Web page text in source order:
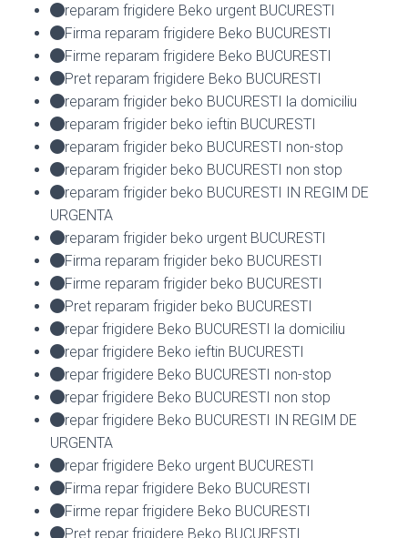
reparam frigidere Beko urgent BUCURESTI
Firma reparam frigidere Beko BUCURESTI
Firme reparam frigidere Beko BUCURESTI
Pret reparam frigidere Beko BUCURESTI
reparam frigider beko BUCURESTI la domiciliu
reparam frigider beko ieftin BUCURESTI
reparam frigider beko BUCURESTI non-stop
reparam frigider beko BUCURESTI non stop
reparam frigider beko BUCURESTI IN REGIM DE
URGENTA
reparam frigider beko urgent BUCURESTI
Firma reparam frigider beko BUCURESTI
Firme reparam frigider beko BUCURESTI
Pret reparam frigider beko BUCURESTI
repar frigidere Beko BUCURESTI la domiciliu
repar frigidere Beko ieftin BUCURESTI
repar frigidere Beko BUCURESTI non-stop
repar frigidere Beko BUCURESTI non stop
repar frigidere Beko BUCURESTI IN REGIM DE
URGENTA
repar frigidere Beko urgent BUCURESTI
Firma repar frigidere Beko BUCURESTI
Firme repar frigidere Beko BUCURESTI
Pret repar frigidere Beko BUCURESTI